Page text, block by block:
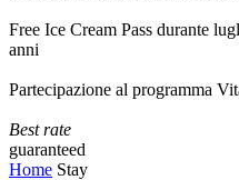
Free Ice Cream Pass durante
anni
Partecipazione al programma
Best rate
guaranteed
Home Stay